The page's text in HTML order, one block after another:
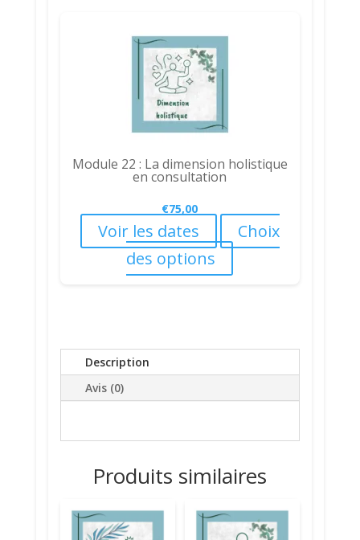
Module 22 : La dimension holistique
en consultation
€75,00
Voir les dates
Choix
des options
Description
Avis (0)
Produits similaires